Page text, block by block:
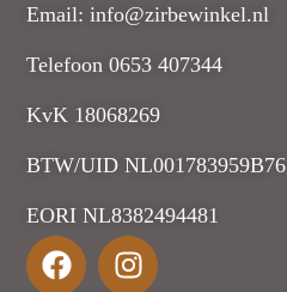
Email: info@zirbewinkel.nl
Telefoon 0653 407344
KvK 18068269
BTW/UID NL001783959B76
EORI NL8382494481